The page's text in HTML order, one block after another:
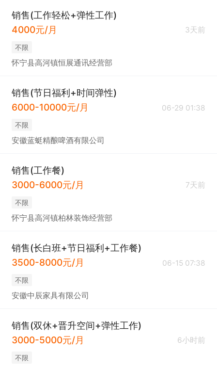
销售(工作轻松+弹性工作)
4000元/月
3天前
不限
怀宁县高河镇恒展通讯经营部
销售(节日福利+时间弹性)
6000-10000元/月
06-29 01:38
不限
安徽蓝蜓精酿啤酒有限公司
销售(工作餐)
3000-6000元/月
7天前
不限
怀宁县高河镇柏林装饰经营部
销售(长白班+节日福利+工作餐)
3500-8000元/月
06-15 07:38
不限
安徽中辰家具有限公司
销售(双休+晋升空间+弹性工作)
3000-5000元/月
6小时前
不限